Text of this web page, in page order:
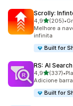
Scrolly:
4,9de 5(205)
205 •
Melhore a
infinita
Built for
RS: AI
4,9de 5(337)
337 •
Adicione
Built for